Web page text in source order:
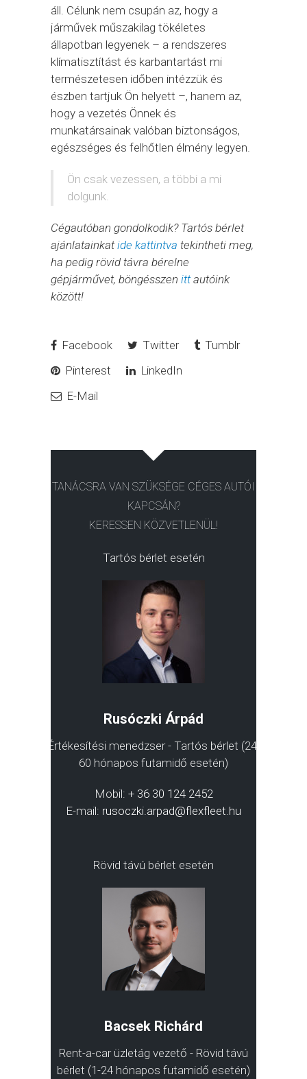
áll. Célunk nem csupán az, hogy a
járművek műszakilag tökéletes
állapotban legyenek – a rendszeres
klímatisztítást és karbantartást mi
természetesen időben intézzük és
észben tartjuk Ön helyett –, hanem az,
hogy a vezetés Önnek és
munkatársainak valóban biztonságos,
egészséges és felhőtlen élmény legyen.
Ön csak vezessen, a többi a mi
dolgunk.
Cégautóban gondolkodik? Tartós bérlet
ajánlatainkatide kattintva tekintheti meg,
ha pedig rövid távra bérelne
gépjárművet, böngésszen ittautóink
között!
Facebook Twitter
Tumblr
Pinterest
LinkedIn
E-Mail
TANÁCSRA VAN SZÜKSÉGE CÉGES AUTÓI
KAPCSÁN?
KERESSEN KÖZVETLENÜL!
Tartós bérlet esetén
Rusóczki Árpád
Értékesítési menedzser - Tartós bérlet (24-
60 hónapos futamidő esetén)
Mobil: + 36 30 124 2452
E-mail: rusoczki.arpad@flexfleet.hu
Rövid távú bérlet esetén
Bacsek Richárd
Rent-a-car üzletág vezető - Rövid távú
bérlet (1-24 hónapos futamidő esetén)